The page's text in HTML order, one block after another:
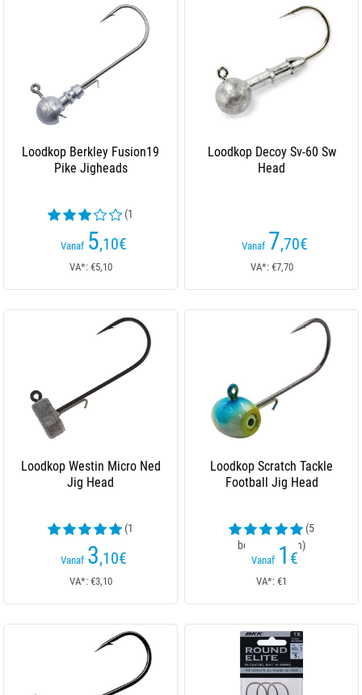
Loodkop Berkley Fusion19
Pike Jigheads
(1
beoordelingen)
Vanaf 5,10€
VA*: €5,10
Loodkop Decoy Sv-60 Sw
Head
Vanaf 7,70€
VA*: €7,70
Loodkop Westin Micro Ned
Jig Head
(1
beoordelingen)
Vanaf 3,10€
VA*: €3,10
Loodkop Scratch Tackle
Football Jig Head
(5
beoordelingen)
Vanaf 1 €
VA*: €1